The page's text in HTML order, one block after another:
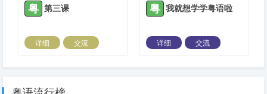
粤 第三课
详细
交流
粤 我就想学学粤语啦
详细
交流